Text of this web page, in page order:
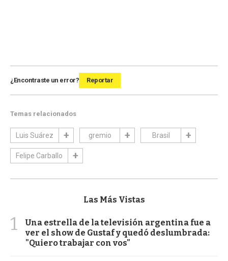
¿Encontraste un error? Reportar
Temas relacionados
Luis Suárez gremio Brasil
Felipe Carballo
Las Más Vistas
1
Una estrella de la televisión argentina fue a
ver el show de Gustaf y quedó deslumbrada:
"Quiero trabajar con vos"